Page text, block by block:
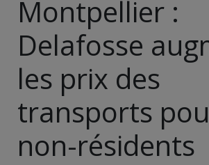
Montpellier :
Delafosse
les prix des
transports
non-résidents